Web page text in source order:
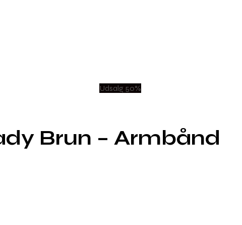
Udsalg 50%
Brun – Armbånd